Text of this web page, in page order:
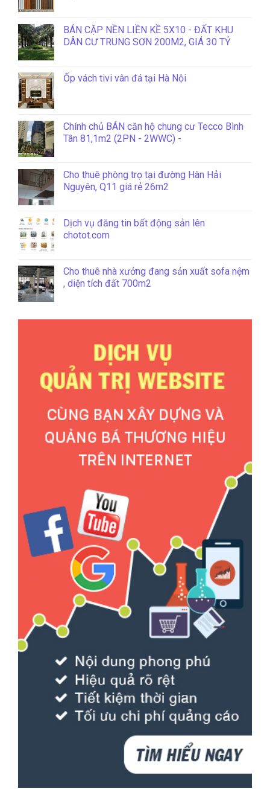
BÁN CẶP NỀN LIỀN KỀ 5X10 - ĐẤT KHU
DÂN CƯ TRUNG SƠN 200M2, GIÁ 30 TỶ
Ốp vách tivi vân đá tại Hà Nội
Chính chủ BÁN căn hộ chung cư Tecco Bình
Tân 81,1m2 (2PN - 2WWC) -
Cho thuê phòng trọ tại đường Hàn Hải
Nguyên, Q11 giá rẻ 26m2
Dịch vụ đăng tin bất động sản lên
chotot.com
Cho thuê nhà xưởng đang sản xuất sofa nệm
, diện tích đất 700m2